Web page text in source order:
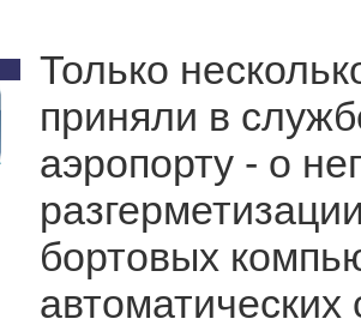
Только
приняли в
аэропорту - о
бортовых